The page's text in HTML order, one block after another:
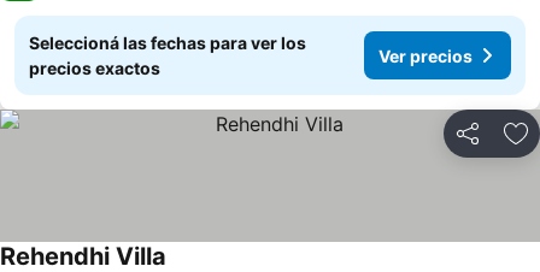
Seleccioná las fechas para ver los
precios exactos
Ver precios
Compartir
Rehendhi Villa